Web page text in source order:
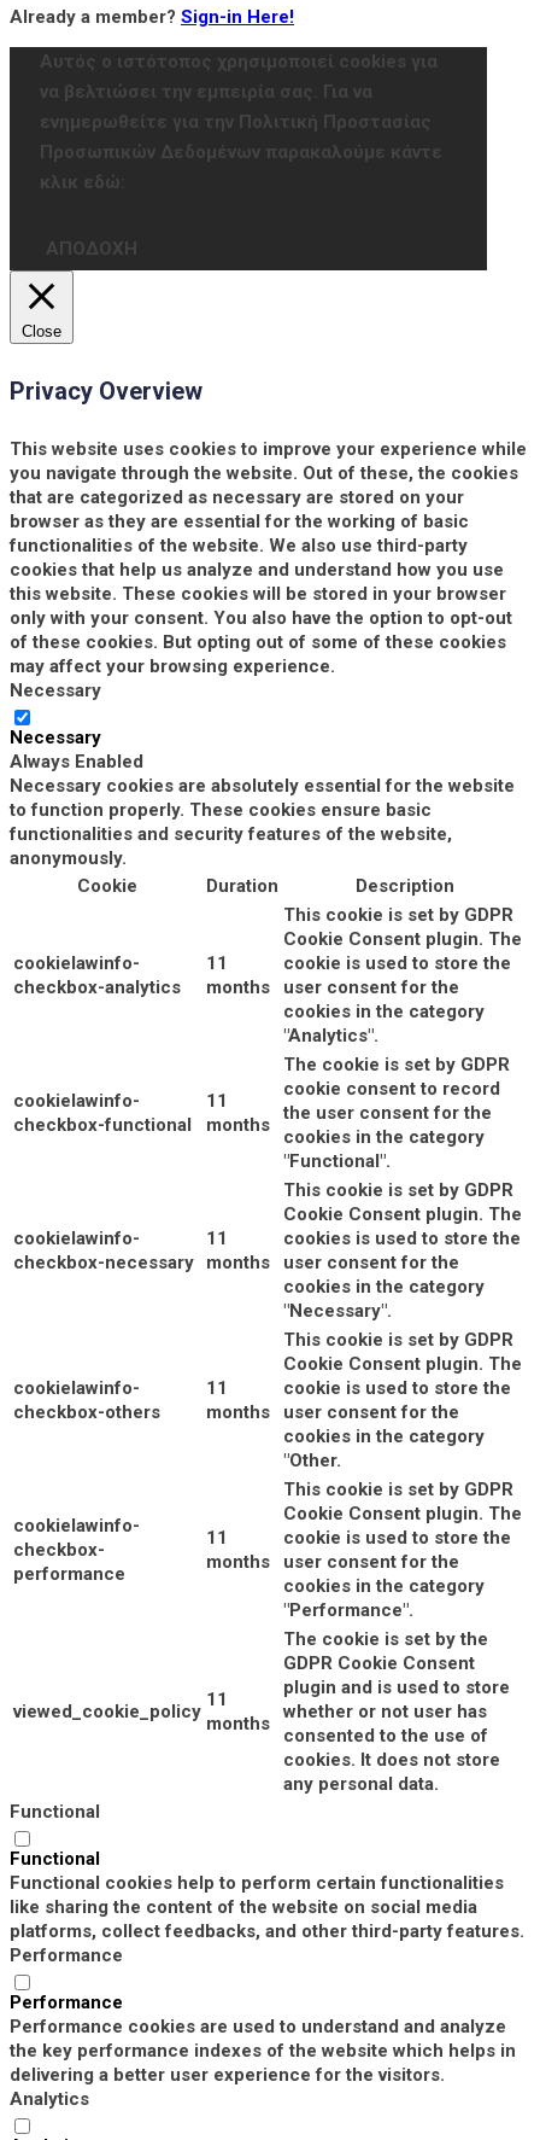
Already a member? Sign-in Here!
Αυτός ο ιστότοπος χρησιμοποιεί cookies για
να βελτιώσει την εμπειρία σας. Για να
ενημερωθείτε για την Πολιτική Προστασίας
Προσωπικών Δεδομένων παρακαλούμε κάντε
κλικ εδώ:
ΑΠΟΔΟΧΗ
Close
Privacy Overview
This website uses cookies to improve your experience while
you navigate through the website. Out of these, the cookies
that are categorized as necessary are stored on your
browser as they are essential for the working of basic
functionalities of the website. We also use third-party
cookies that help us analyze and understand how you use
this website. These cookies will be stored in your browser
only with your consent. You also have the option to opt-out
of these cookies. But opting out of some of these cookies
may affect your browsing experience.
Necessary
Necessary
Always Enabled
Necessary cookies are absolutely essential for the website
to function properly. These cookies ensure basic
functionalities and security features of the website,
anonymously.
Cookie
Duration Description
cookielawinfo-
checkbox-analytics
11
months
This cookie is set by GDPR
Cookie Consent plugin. The
cookie is used to store the
user consent for the
cookies in the category
"Analytics".
cookielawinfo-
checkbox-functional
11
months
The cookie is set by GDPR
cookie consent to record
the user consent for the
cookies in the category
"Functional".
cookielawinfo-
checkbox-necessary
11
months
This cookie is set by GDPR
Cookie Consent plugin. The
cookies is used to store the
user consent for the
cookies in the category
"Necessary".
cookielawinfo-
checkbox-others
11
months
This cookie is set by GDPR
Cookie Consent plugin. The
cookie is used to store the
user consent for the
cookies in the category
"Other.
cookielawinfo-
checkbox-
performance
11
months
This cookie is set by GDPR
Cookie Consent plugin. The
cookie is used to store the
user consent for the
cookies in the category
"Performance".
viewed_cookie_policy
11
months
The cookie is set by the
GDPR Cookie Consent
plugin and is used to store
whether or not user has
consented to the use of
cookies. It does not store
any personal data.
Functional
Functional
Functional cookies help to perform certain functionalities
like sharing the content of the website on social media
platforms, collect feedbacks, and other third-party features.
Performance
Performance
Performance cookies are used to understand and analyze
the key performance indexes of the website which helps in
delivering a better user experience for the visitors.
Analytics